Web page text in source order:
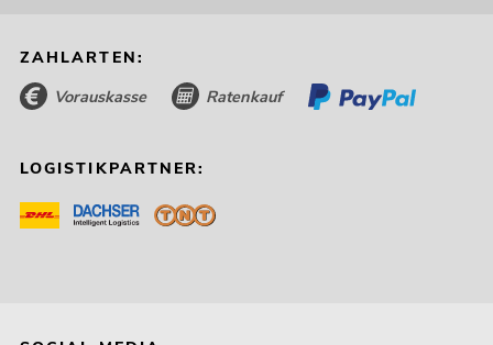
ZAHLARTEN:
Vorauskasse Ratenkauf
LOGISTIKPARTNER: